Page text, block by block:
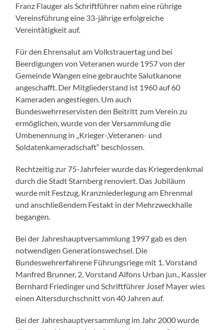
Franz Flauger als Schriftführer nahm eine rührige
Vereinsführung eine 33-jährige erfolgreiche
Vereintätigkeit auf.
Für den Ehrensalut am Volkstrauertag und bei
Beerdigungen von Veteranen wurde 1957 von der
Gemeinde Wangen eine gebrauchte Salutkanone
angeschafft. Der Mitgliederstand ist 1960 auf 60
Kameraden angestiegen. Um auch
Bundeswehrreservisten den Beitritt zum Verein zu
ermöglichen, wurde von der Versammlung die
Umbenennung in „Krieger-,Veteranen- und
Soldatenkameradschaft“ beschlossen.
Rechtzeitig zur 75-Jahrfeier wurde das Kriegerdenkmal
durch die Stadt Starnberg renoviert. Das Jubiläum
wurde mit Festzug, Kranzniederlegung am Ehrenmal
und anschließendem Festakt in der Mehrzweckhalle
begangen.
Bei der Jahreshauptversammlung 1997 gab es den
notwendigen Generationswechsel. Die
Bundeswehrerfahrene Führungsriege mit 1. Vorstand
Manfred Brunner, 2. Vorstand Alfons Urban jun., Kassier
Bernhard Friedinger und Schriftführer Josef Mayer wies
einen Altersdurchschnitt von 40 Jahren auf.
Bei der Jahreshauptversammlung im Jahr 2000 wurde